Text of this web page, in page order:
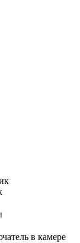
в камере